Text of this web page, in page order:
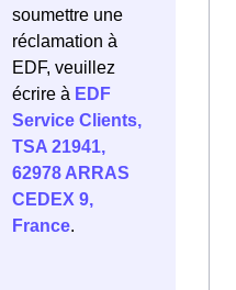
soumettre une
réclamation à
EDF, veuillez
écrire à EDF
Service Clients,
TSA 21941,
62978 ARRAS
CEDEX 9,
France.